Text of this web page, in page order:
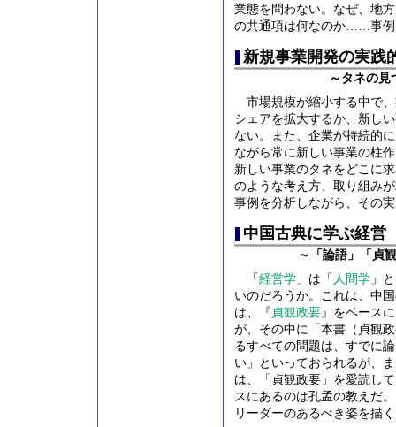
業態を問わない。なぜ、地
の共通項は何なのか……事
新規事業開発の実践
～タネの見
市場規模が縮小する中で
シェアを拡大するか、新し
ない。また、企業が持続的
ながら常に新しい事業の柱
新しい事業のタネをどこに
のような考え方、取り組み
事例を分析しながら、その
中国古典に学ぶ経営
～「論語」「貞
「 経営学 」は「 人間学 」
いのだろうか。これは、中
は、『 貞観政要』をベース
が、その中に「本書（貞観
るすべての問題は、すでに
い」といっておられるが、
は、「貞観政要」を愛読し
スにあるのは孔孟の教えだ
リーダーのあるべき姿を描